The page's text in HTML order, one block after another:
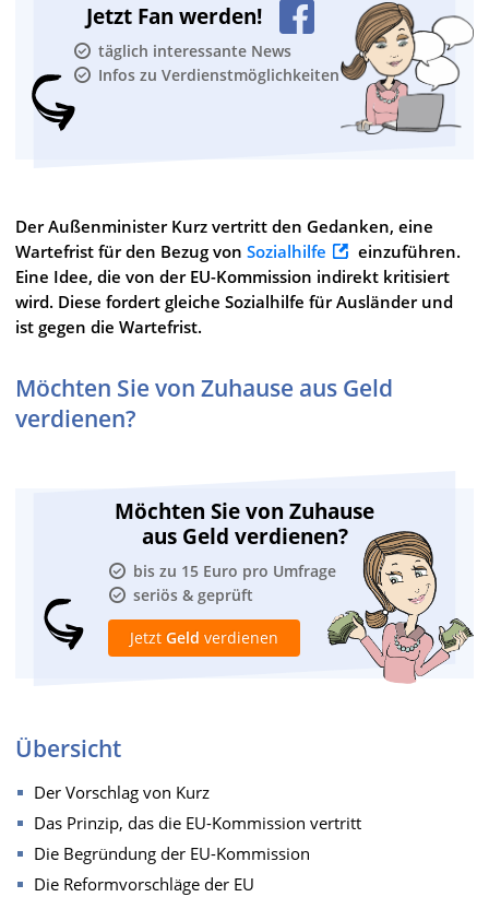
Jetzt Fan werden!
täglich interessante News
Infos zu Verdienstmöglichkeiten
Der Außenminister Kurz vertritt den Gedanken, eine
Wartefrist für den Bezug von Sozialhilfe
einzuführen.
Eine Idee, die von der EU-Kommission indirekt kritisiert
wird. Diese fordert gleiche Sozialhilfe für Ausländer und
ist gegen die Wartefrist.
Möchten Sie von Zuhause aus Geld
verdienen?
Möchten Sie von Zuhause
aus Geld verdienen?
bis zu 15 Euro pro Umfrage
seriös & geprüft
Jetzt Geld verdienen
Übersicht
Der Vorschlag von Kurz
Das Prinzip, das die EU-Kommission vertritt
Die Begründung der EU-Kommission
Die Reformvorschläge der EU